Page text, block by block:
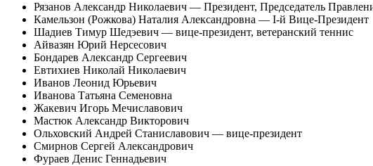
Рязанов Александр Николаевич — Президент, Председатель
Камельзон (Рожкова) Наталия Александровна — I-й Вице-Президент
Шадиев Тимур Шедэевич — вице-президент, ветеранский теннис
Айвазян Юрий Нерсесович
Бондарев Александр Сергеевич
Евтихиев Николай Николаевич
Иванов Леонид Юрьевич
Иванова Татьяна Семеновна
Жакевич Игорь Мечиславович
Мастюк Александр Викторович
Ольховский Андрей Станиславович — вице-президент
Смирнов Сергей Александрович
Фураев Денис Геннадьевич